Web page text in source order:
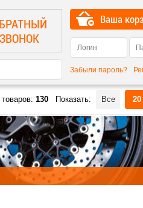
Ваша
Забыли пароль?
ЗВОНОК
Показать: Все 20
130